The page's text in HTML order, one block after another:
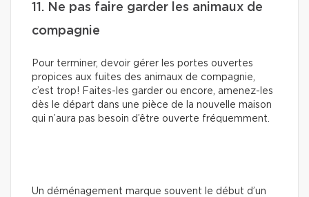
11. Ne pas faire garder les animaux de
compagnie
Pour terminer, devoir gérer les portes ouvertes
propices aux fuites des animaux de compagnie,
c’est trop! Faites-les garder ou encore, amenez-les
dès le départ dans une pièce de la nouvelle maison
qui n’aura pas besoin d’être ouverte fréquemment.
Un déménagement marque souvent le début d’un